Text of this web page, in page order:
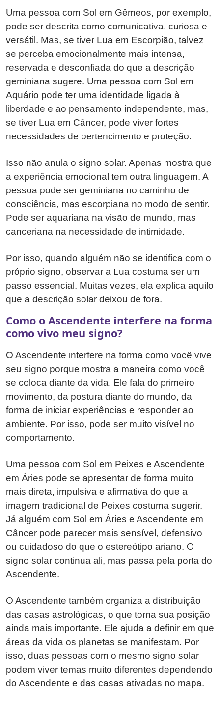
Uma pessoa com Sol em Gêmeos, por exemplo,
pode ser descrita como comunicativa, curiosa e
versátil. Mas, se tiver Lua em Escorpião, talvez
se perceba emocionalmente mais intensa,
reservada e desconfiada do que a descrição
geminiana sugere. Uma pessoa com Sol em
Aquário pode ter uma identidade ligada à
liberdade e ao pensamento independente, mas,
se tiver Lua em Câncer, pode viver fortes
necessidades de pertencimento e proteção.
Isso não anula o signo solar. Apenas mostra que
a experiência emocional tem outra linguagem. A
pessoa pode ser geminiana no caminho de
consciência, mas escorpiana no modo de sentir.
Pode ser aquariana na visão de mundo, mas
canceriana na necessidade de intimidade.
Por isso, quando alguém não se identifica com o
próprio signo, observar a Lua costuma ser um
passo essencial. Muitas vezes, ela explica aquilo
que a descrição solar deixou de fora.
Como o Ascendente interfere na forma
como vivo meu signo?
O Ascendente interfere na forma como você vive
seu signo porque mostra a maneira como você
se coloca diante da vida. Ele fala do primeiro
movimento, da postura diante do mundo, da
forma de iniciar experiências e responder ao
ambiente. Por isso, pode ser muito visível no
comportamento.
Uma pessoa com Sol em Peixes e Ascendente
em Áries pode se apresentar de forma muito
mais direta, impulsiva e afirmativa do que a
imagem tradicional de Peixes costuma sugerir.
Já alguém com Sol em Áries e Ascendente em
Câncer pode parecer mais sensível, defensivo
ou cuidadoso do que o estereótipo ariano. O
signo solar continua ali, mas passa pela porta do
Ascendente.
O Ascendente também organiza a distribuição
das casas astrológicas, o que torna sua posição
ainda mais importante. Ele ajuda a definir em que
áreas da vida os planetas se manifestam. Por
isso, duas pessoas com o mesmo signo solar
podem viver temas muito diferentes dependendo
do Ascendente e das casas ativadas no mapa.